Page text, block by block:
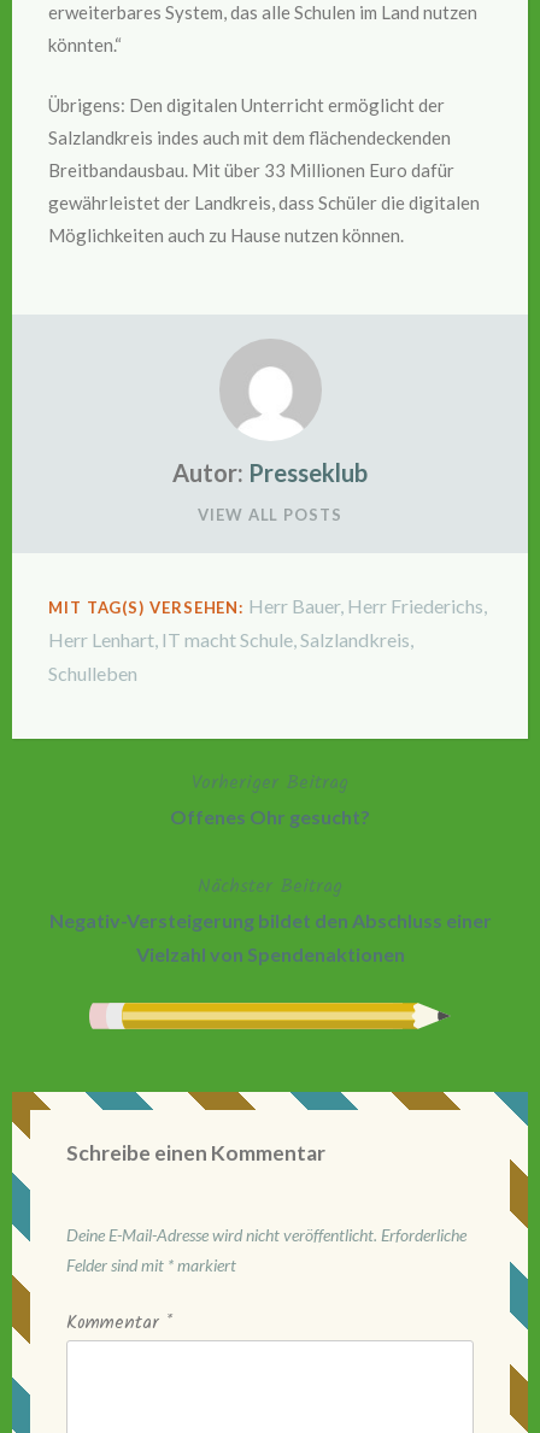
erweiterbares System, das alle Schulen im Land nutzen
könnten.“
Übrigens: Den digitalen Unterricht ermöglicht der
Salzlandkreis indes auch mit dem flächendeckenden
Breitbandausbau. Mit über 33 Millionen Euro dafür
gewährleistet der Landkreis, dass Schüler die digitalen
Möglichkeiten auch zu Hause nutzen können.
Autor: Presseklub
VIEW ALL POSTS
MIT TAG(S) VERSEHEN: Herr Bauer, Herr Friederichs,
Herr Lenhart, IT macht Schule,Salzlandkreis,
Schulleben
BeitragsnavigationVorheriger Beitrag
Offenes Ohr gesucht?
Nächster Beitrag
Negativ-Versteigerung bildet den Abschluss einer
Vielzahl von Spendenaktionen
Schreibe einen Kommentar
Deine E-Mail-Adresse wird nicht veröffentlicht. Erforderliche
Felder sind mit *markiert
Kommentar *